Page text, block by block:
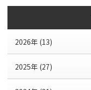
2026年 (13)
2025年 (27)